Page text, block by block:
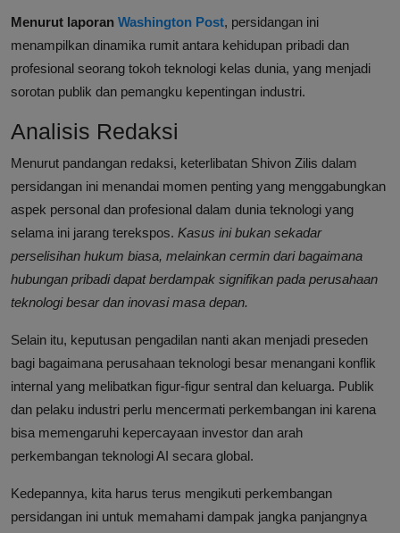
Menurut laporan Washington Post, persidangan ini
menampilkan dinamika rumit antara kehidupan pribadi dan
profesional seorang tokoh teknologi kelas dunia, yang menjadi
sorotan publik dan pemangku kepentingan industri.
Analisis Redaksi
Menurut pandangan redaksi, keterlibatan Shivon Zilis dalam
persidangan ini menandai momen penting yang menggabungkan
aspek personal dan profesional dalam dunia teknologi yang
selama ini jarang terekspos. Kasus ini bukan sekadar
perselisihan hukum biasa, melainkan cermin dari bagaimana
hubungan pribadi dapat berdampak signifikan pada perusahaan
teknologi besar dan inovasi masa depan.
Selain itu, keputusan pengadilan nanti akan menjadi preseden
bagi bagaimana perusahaan teknologi besar menangani konflik
internal yang melibatkan figur-figur sentral dan keluarga. Publik
dan pelaku industri perlu mencermati perkembangan ini karena
bisa memengaruhi kepercayaan investor dan arah
perkembangan teknologi AI secara global.
Kedepannya, kita harus terus mengikuti perkembangan
persidangan ini untuk memahami dampak jangka panjangnya